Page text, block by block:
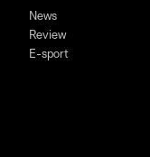
News
Review
E-sport